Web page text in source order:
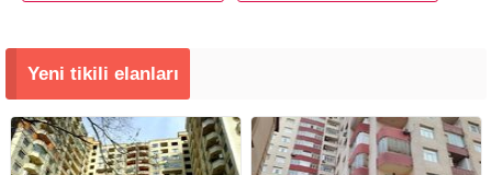
Yeni tikili elanları